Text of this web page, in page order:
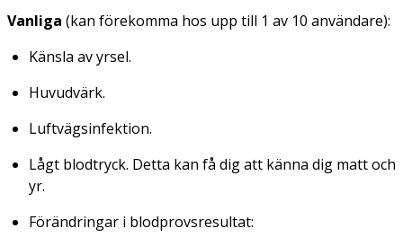
Vanliga (kan förekomma hos upp till 1 av 10 användare):
Känsla av yrsel.
Huvudvärk.
Luftvägsinfektion.
Lågt blodtryck. Detta kan få dig att känna dig matt och
yr.
Förändringar i blodprovsresultat: